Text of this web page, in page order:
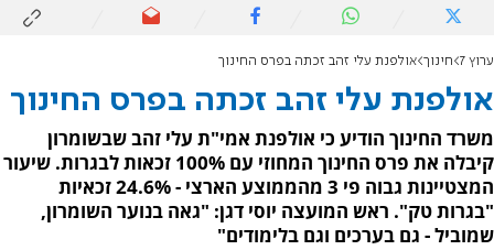
ערוץ 7 חינוך אולפנת עלי זהב זכתה בפרס החינוך
אולפנת עלי זהב זכתה בפרס החינוך
משרד החינוך הודיע כי אולפנת אמי"ת עלי זהב שבשומרון
קיבלה את פרס החינוך המחוזי עם 100% זכאות לבגרות. שיעור
המצטיינות גבוה פי 3 מהממוצע הארצי - 24.6% זכאיות
"בגרות טק". ראש המועצה יוסי דגן: "גאה בנוער השומרון,
שמוביל - גם בערכים וגם בלימודים"